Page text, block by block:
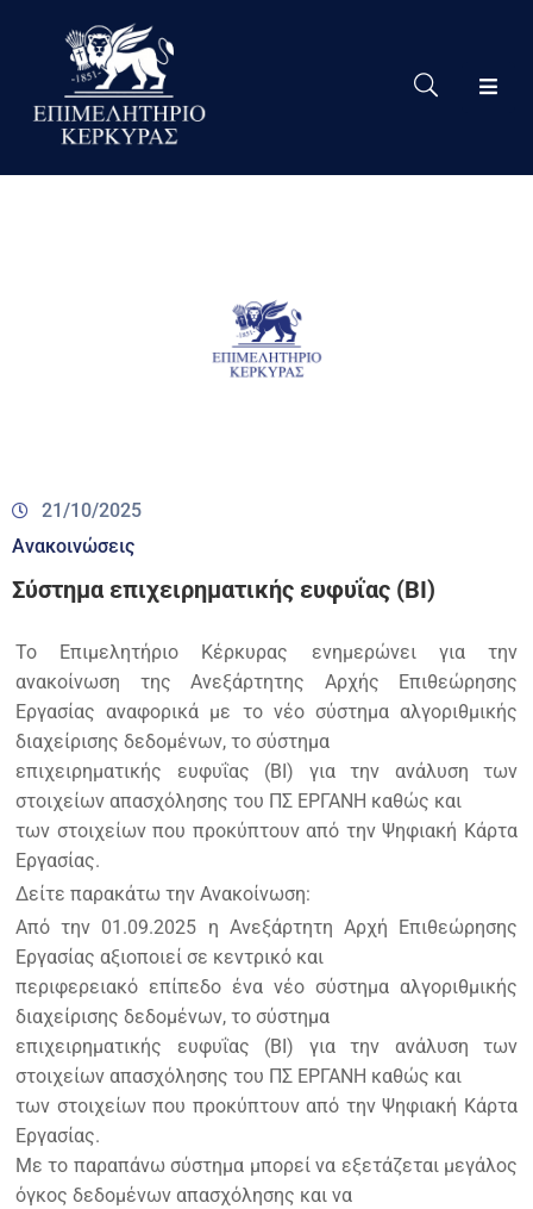
Το
Eπιμελητήριο
21/10/2025
Ανακοινώσεις
Σύστημα επιχειρηματικής ευφυΐας (ΒΙ)
Το Επιμελητήριο Κέρκυρας ενημερώνει για την
ανακοίνωση της Ανεξάρτητης Αρχής Επιθεώρησης
Εργασίας αναφορικά με το νέο σύστημα αλγοριθμικής
διαχείρισης δεδομένων, το σύστημα
επιχειρηματικής ευφυΐας (ΒΙ) για την ανάλυση των
στοιχείων απασχόλησης του ΠΣ ΕΡΓΑΝΗ καθώς και
των στοιχείων που προκύπτουν από την Ψηφιακή Κάρτα
Εργασίας.
Δείτε παρακάτω την Ανακοίνωση:
Από την 01.09.2025 η Ανεξάρτητη Αρχή Επιθεώρησης
Εργασίας αξιοποιεί σε κεντρικό και
περιφερειακό επίπεδο ένα νέο σύστημα αλγοριθμικής
διαχείρισης δεδομένων, το σύστημα
επιχειρηματικής ευφυΐας (ΒΙ) για την ανάλυση των
στοιχείων απασχόλησης του ΠΣ ΕΡΓΑΝΗ καθώς και
των στοιχείων που προκύπτουν από την Ψηφιακή Κάρτα
Εργασίας.
Με το παραπάνω σύστημα μπορεί να εξετάζεται μεγάλος
όγκος δεδομένων απασχόλησης και να